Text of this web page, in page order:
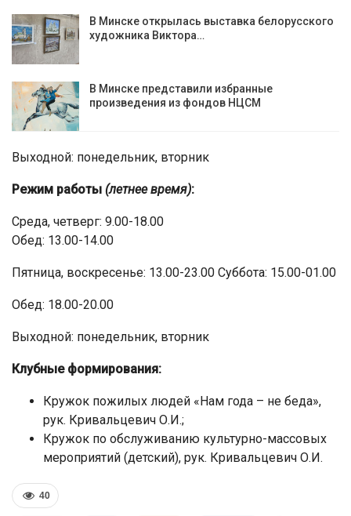
В Минске открылась выставка белорусского
художника Виктора…
В Минске представили избранные
произведения из фондов НЦСМ
Выходной: понедельник, вторник
Режим работы (летнее время):
Среда, четверг: 9.00-18.00
Обед: 13.00-14.00
Пятница, воскресенье: 13.00-23.00 Суббота: 15.00-01.00
Обед: 18.00-20.00
Выходной: понедельник, вторник
Клубные формирования:
Кружок пожилых людей «Нам года – не беда»,
рук. Кривальцевич О.И.;
Кружок по обслуживанию культурно-массовых
мероприятий (детский), рук. Кривальцевич О.И.
40